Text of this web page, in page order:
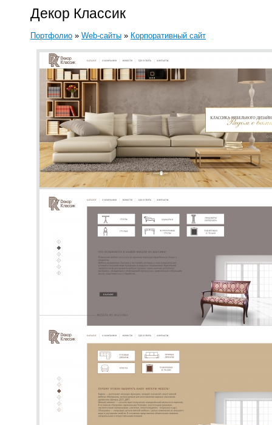
Декор Классик
Портфолио » Web-сайты » Корпоративный сайт